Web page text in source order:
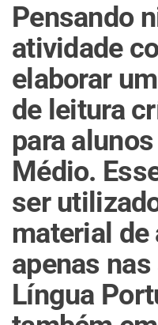
Pensando
atividade
elaborar
de leitura
para
Médio.
ser
material de
apenas
Língua